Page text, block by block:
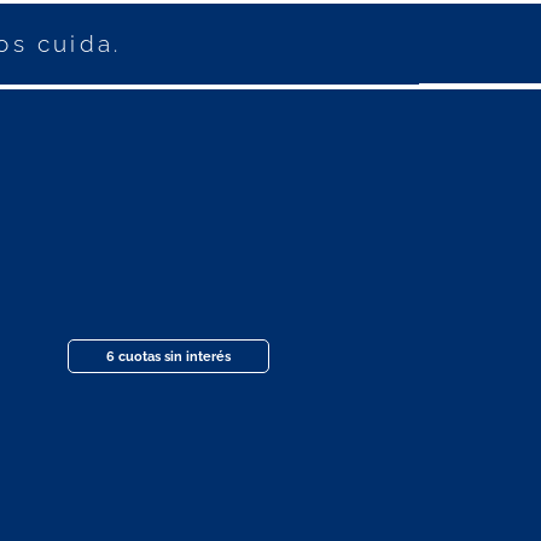
cuida.
6 cuotas sin interés